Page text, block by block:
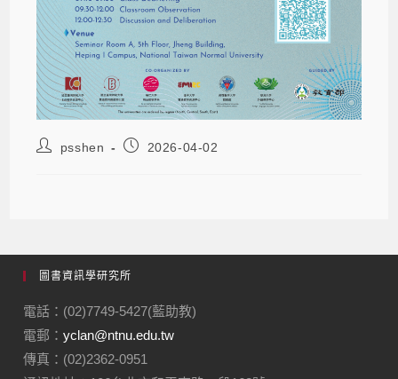
psshen 2026-04-02
圖書資訊學研究所
電話：(02)7749-5427(藍助教)
電郵：yclan@ntnu.edu.tw
傳真：(02)2362-0951